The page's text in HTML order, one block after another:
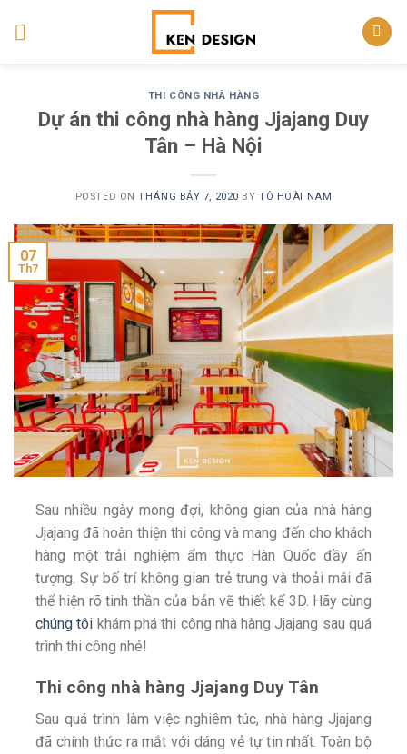
THI CÔNG NHÀ HÀNG
Dự án thi công nhà hàng Jjajang Duy
Tân – Hà Nội
POSTED ONTHÁNG BẢY 7, 2020 BYTÔ HOÀI NAM
07
Th7
Sau nhiều ngày mong đợi, không gian của nhà hàng
Jjajang đã hoàn thiện thi công và mang đến cho khách
hàng một trải nghiệm ẩm thực Hàn Quốc đầy ấn
tượng. Sự bố trí không gian trẻ trung và thoải mái đã
thể hiện rõ tinh thần của bản vẽ thiết kế 3D. Hãy cùng
chúng tôi khám phá thi công nhà hàng Jjajang sau quá
trình thi công nhé!
Thi công nhà hàng Jjajang Duy Tân
Sau quá trình làm việc nghiêm túc, nhà hàng Jjajang
đã chính thức ra mắt với dáng vẻ tự tin nhất. Toàn bộ